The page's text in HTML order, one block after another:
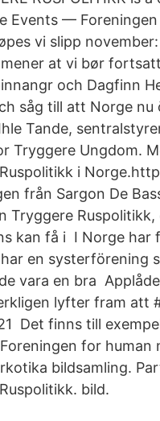
Events —
vi slipp
at vi bør
och Dagfinn
såg till att Norge
Tande,
Tryggere Ungdom.
i
från Sargon De
Tryggere
kan få i I Norge har
en systerförening
vara en bra
lyfter fram att
Det finns till
for
bildsamling.
bild.